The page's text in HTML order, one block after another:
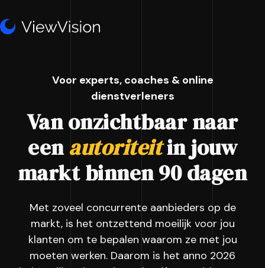
Voor experts, coaches & online
dienstverleners
Van onzichtbaar naar
eenautoriteitin jouw
markt binnen 90 dagen
Met zoveel concurrente aanbieders op de
markt, is het ontzettend moeilijk voor jou
klanten om te bepalen waarom ze met jou
moeten werken. Daarom is het anno 2026